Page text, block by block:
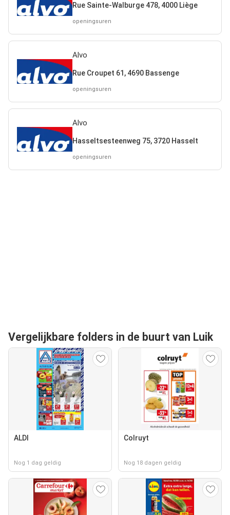
Rue Sainte-Walburge 478, 4000 Liège
openingsuren
Alvo
Rue Croupet 61, 4690 Bassenge
openingsuren
Alvo
Hasseltsesteenweg 75, 3720 Hasselt
openingsuren
Vergelijkbare folders in de buurt van Luik
ALDI
Nog 1 dag geldig
Colruyt
Nog 18 dagen geldig